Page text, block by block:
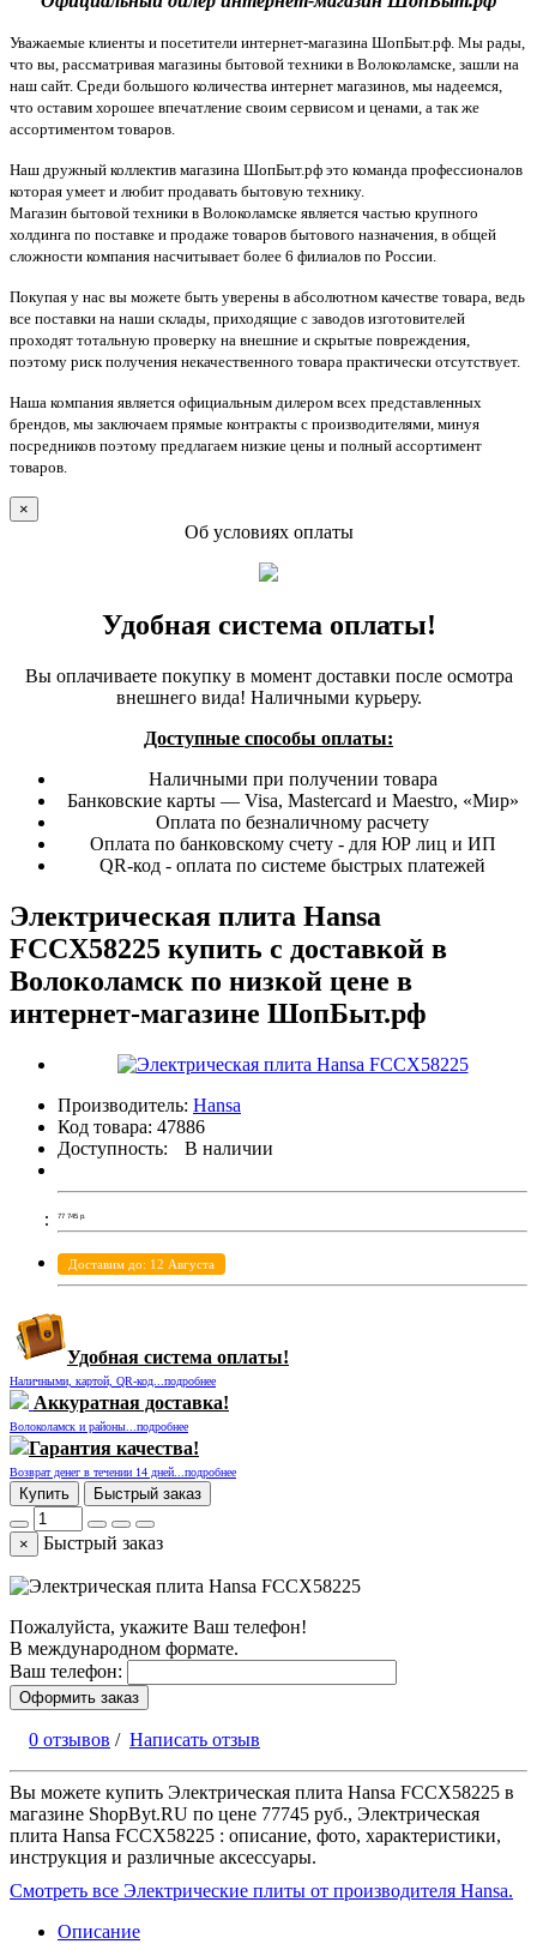
Уважаемые клиенты и посетители интернет-магазина ШопБыт.рф. Мы рады,
что вы, рассматривая магазины бытовой техники в Волоколамске, зашли на
наш сайт. Среди большого количества интернет магазинов, мы надеемся,
что оставим хорошее впечатление своим сервисом и ценами, а так же
ассортиментом товаров.
Наш дружный коллектив магазина ШопБыт.рф это команда профессионалов
которая умеет и любит продавать бытовую технику.
Магазин бытовой техники в Волоколамске является частью крупного
холдинга по поставке и продаже товаров бытового назначения, в общей
сложности компания насчитывает более 6 филиалов по России.
Покупая у нас вы можете быть уверены в абсолютном качестве товара, ведь
все поставки на наши склады, приходящие с заводов изготовителей
проходят тотальную проверку на внешние и скрытые повреждения,
поэтому риск получения некачественного товара практически отсутствует.
Наша компания является официальным дилером всех представленных
брендов, мы заключаем прямые контракты с производителями, минуя
посредников поэтому предлагаем низкие цены и полный ассортимент
товаров.
×
Об условиях оплаты
Удобная система оплаты!
Вы оплачиваете покупку в момент доставки после осмотра
внешнего вида! Наличными курьеру.
Доступные способы оплаты:
Наличными при получении товара
Банковские карты — Visa, Mastercard и Maestro, «Мир»
Оплата по безналичному расчету
Оплата по банковскому счету - для ЮР лиц и ИП
QR-код - оплата по системе быстрых платежей
Электрическая плита Hansa
FCCX58225 купить с доставкой в
Волоколамск по низкой цене в
интернет-магазине ШопБыт.рф
Производитель: Hansa
Код товара: 47886
Доступность:
В наличии
77 745 р.
Доставим до: 12 Августа
Удобная система оплаты!
Наличными, картой, QR-код...подробнее
Аккуратная доставка!
Волоколамск и районы...подробнее
Гарантия качества!
Возврат денег в течении 14 дней...подробнее
Купить Быстрый заказ
× Быстрый заказ
Пожалуйста, укажите Ваш телефон!
В международном формате.
Ваш телефон:
Оформить заказ
0 отзывов / Написать отзыв
Вы можете купить Электрическая плита Hansa FCCX58225 в
магазине ShopByt.RU по цене 77745 руб., Электрическая
плита Hansa FCCX58225 : описание, фото, характеристики,
инструкция и различные аксессуары.
Смотреть все Электрические плиты от производителя Hansa.
Описание